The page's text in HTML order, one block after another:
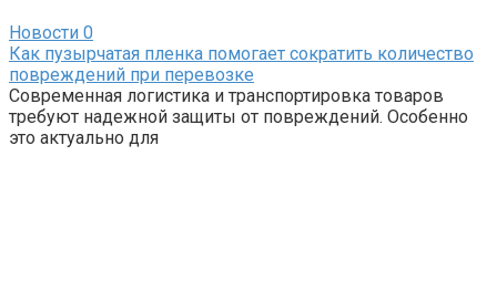
Новости 0
Как пузырчатая пленка помогает сократить количество
повреждений при перевозке
Современная логистика и транспортировка товаров
требуют надежной защиты от повреждений. Особенно
это актуально для